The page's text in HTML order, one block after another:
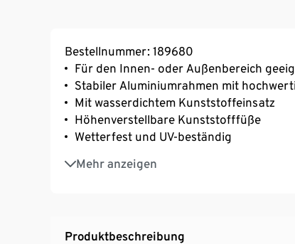
Bestellnummer: 189680
Für den Innen- oder Außenbereich
Stabiler Aluminiumrahmen mit
Mit wasserdichtem Kunststoffeinsatz
Höhenverstellbare Kunststofffüße
Wetterfest und UV-beständig
Mehr anzeigen
Ein Produkt der Marke Gartenfreude
Produktbeschreibung